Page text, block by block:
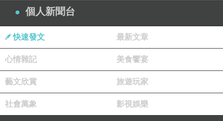
之二
感懷流浪篇，飄泊欲窮年。他鄉楓葉落，故里舊情牽。大
地多烽火，伊人隔天邊。家山歸路渺，搔首問蒼天。
之三
飄零海外對天歌，欲把真情貫碧蘿。飛劍騰空擬挾電，長
毫濡紙欲生波。省親焉得雲為馬，飲水何當頸似牛。六十
頭顱虛一擲，龍蛇起陸奈人何？
個人新聞台
快速發文 最新文章
心情雜記 美食饗宴
藝文欣賞 旅遊玩家
社會萬象 影視娛樂